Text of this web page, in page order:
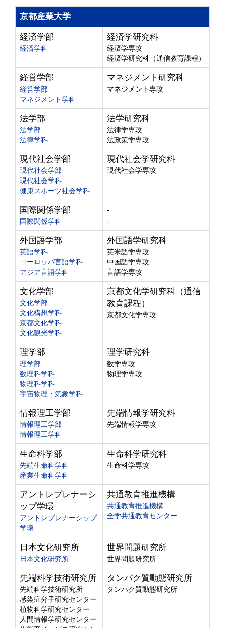
京都産業大学
経済学部
経済学科
経済学研究科
経済学専攻
経済学研究科（通信教育課程）
経営学部
経営学部
マネジメント学科
マネジメント研究科
マネジメント専攻
法学部
法学部
法律学科
法学研究科
法律学専攻
法政策学専攻
現代社会学部
現代社会学部
現代社会学科
健康スポーツ社会学科
現代社会学研究科
現代社会学専攻
国際関係学部
国際関係学科
-
-
外国語学部
英語学科
ヨーロッパ言語学科
アジア言語学科
外国語学研究科
英米語学専攻
中国語学専攻
言語学専攻
文化学部
文化学部
文化構想学科
京都文化学科
文化観光学科
京都文化学研究科（通信
教育課程）
京都文化学専攻
理学部
理学部
数理科学科
物理科学科
宇宙物理・気象学科
理学研究科
数学専攻
物理学専攻
情報理工学部
情報理工学部
情報理工学科
先端情報学研究科
先端情報学専攻
生命科学部
先端生命科学科
産業生命科学科
生命科学研究科
生命科学専攻
アントレプレナーシ
ップ学環
アントレプレナーシップ
学環
共通教育推進機構
共通教育推進機構
全学共通教育センター
日本文化研究所
日本文化研究所
世界問題研究所
世界問題研究所
先端科学技術研究所
先端科学技術研究所
感染症分子研究センター
植物科学研究センター
人間情報学研究センター
タンパク質動態研究所
タンパク質動態研究所